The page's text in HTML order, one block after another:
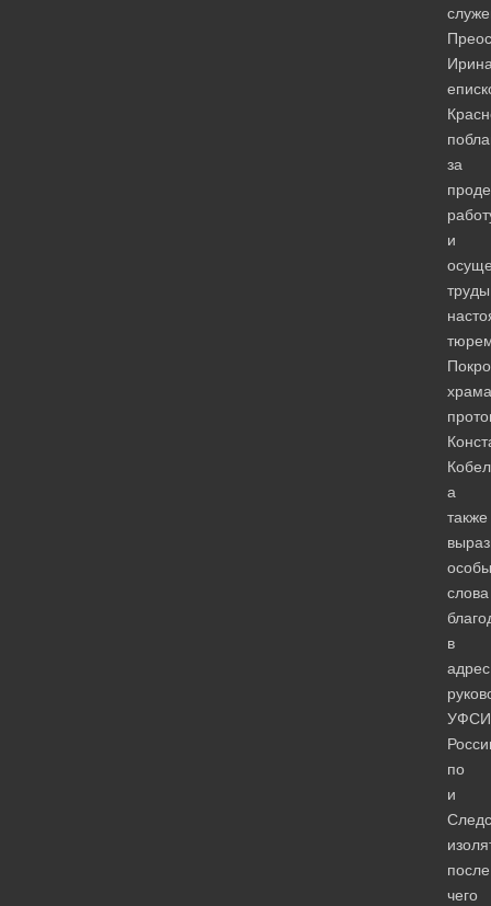
за
и
труды
храма
а
также
слова
в
адрес
по
и
после
чего